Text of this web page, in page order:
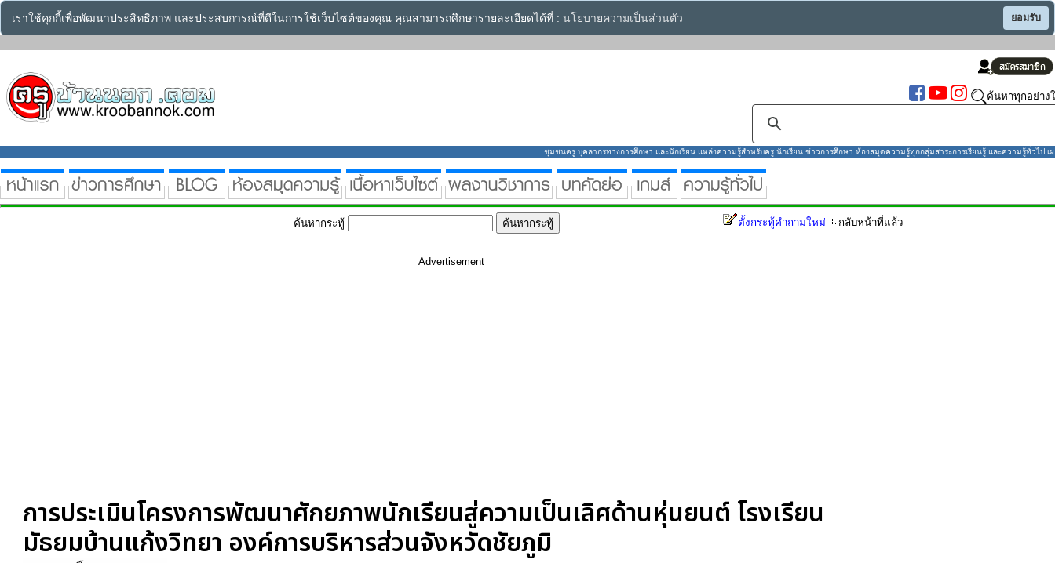
เราใช้คุกกี้เพื่อพัฒนาประสิทธิภาพ และประสบการณ์ที่ดีในการใช้เว็บไซต์ของคุณ คุณสามารถศึกษารายละเอียดได้ที่ : นโยบายความเป็นส่วนตัว ยอมรับ
ค้นหาทุกอย่าง
ชุมชนครู บุคลากรทางการศึกษา และนักเรียน แหล่งความรู้สำหรับครู นักเรียน ข่าวการศึกษา ห้องสมุดความรู้ทุกกลุ่มสาระการเรียนรู้ และความรู้ทั่วไป เ
ค้นหากระทู้ ตั้งกระทู้คำถามใหม่ กลับหน้าที่แล้ว
Advertisement
การประเมินโครงการพัฒนาศักยภาพนักเรียนสู่ความเป็นเลิศด้านหุ่นยนต์ โรงเรียน
มัธยมบ้านแก้งวิทยา องค์การบริหารส่วนจังหวัดชัยภูมิ